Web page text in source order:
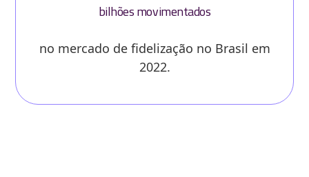
bilhões movimentados
no mercado de fidelização no Brasil em
2022.